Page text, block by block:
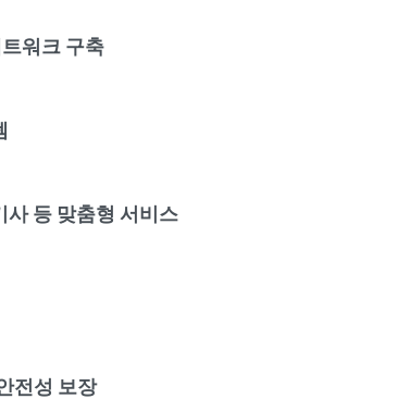
워크 구축
사 등 맞춤형 서비스
전성 보장